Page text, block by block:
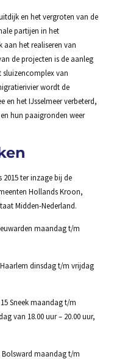
en het vergroten van de
partijen in het
aan het realiseren van
de projecten is de aanleg
sluizencomplex van
wordt de
en het IJsselmeer verbeterd,
hun paaigronden weer
ter inzage bij de
Hollands Kroon,
Midden-Nederland.
maandag t/m
dinsdag t/m vrijdag
Sneek maandag t/m
van 18.00 uur – 20.00 uur,
Bolsward maandag t/m